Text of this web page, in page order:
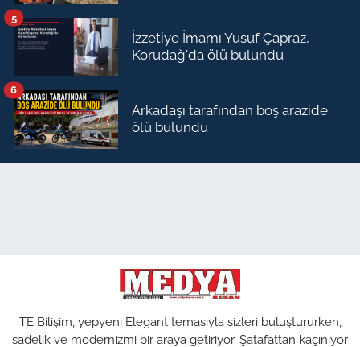
İzzetiye İmamı Yusuf Çapraz,
Korudağ'da ölü bulundu
5
Arkadaşı tarafından boş arazide
ölü bulundu
6
TE Bilişim, yepyeni Elegant temasıyla sizleri buluştururken,
sadelik ve modernizmi bir araya getiriyor. Şatafattan kaçınıyor